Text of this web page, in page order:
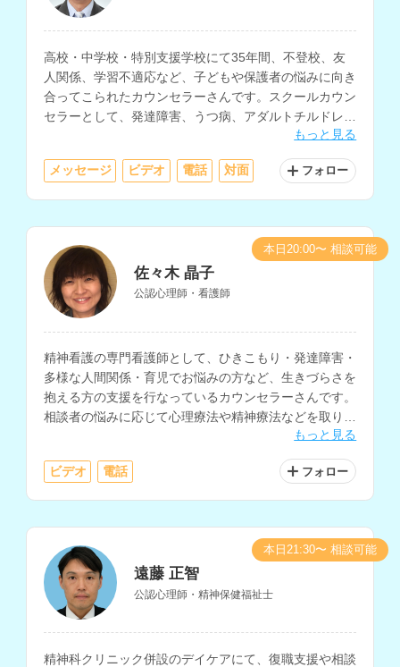
高校・中学校・特別支援学校にて35年間、不登校、友
人関係、学習不適応など、子どもや保護者の悩みに向き
合ってこられたカウンセラーさんです。スクールカウン
セラーとして、発達障害、うつ病、アダルトチルドレ
ン、人間関係不安、摂食障害、ゲーム依存等の相談にも
もっと見る
メッセージ ビデオ 電話 対面 フォロー
佐々木 晶子
公認心理師・看護師
精神看護の専門看護師として、ひきこもり・発達障害・
多様な人間関係・育児でお悩みの方など、生きづらさを
抱える方の支援を行なっているカウンセラーさんです。
相談者の悩みに応じて心理療法や精神療法などを取り入
れ、相談に乗っていただけます。看護師や医療従事者へ
もっと見る
ビデオ 電話 フォロー
本日20:00〜 相談可能
遠藤 正智
公認心理師・精神保健福祉士
精神科クリニック併設のデイケアにて、復職支援や相談
本日21:30〜 相談可能